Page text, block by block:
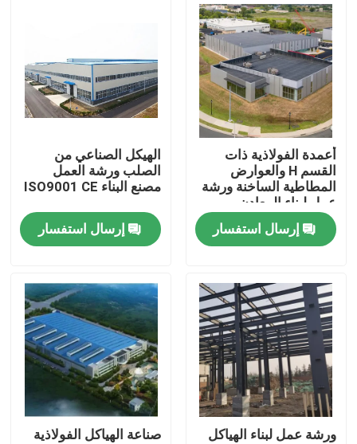
منتجات
أشرطة فيديو
معلومات عنا
جولة في المعمل
رقابة جودة
اطلب اقتباس
مستودع الهيكل الصلب
ورشة الهياكل الفولاذية
هيكل فولاذي خفيف الوزن
أعمدة الفولاذية ذات
القسم H والعوارض
المطاطية الساخنة ورشة
عمل لبناء المعادن
إرسال استفسار
الهيكل الصناعي من
الصلب ورشة العمل
مصنع البناء ISO9001 CE
إرسال استفسار
ورشة عمل لبناء الهياكل
صناعة الهياكل الفولاذية